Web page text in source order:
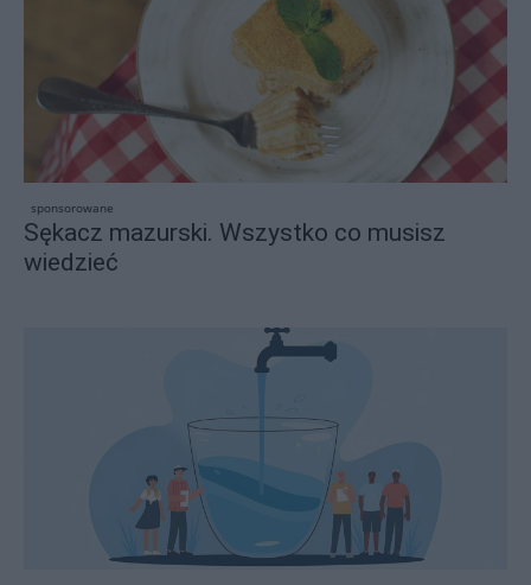
sponsorowane
Sękacz mazurski. Wszystko co musisz
wiedzieć